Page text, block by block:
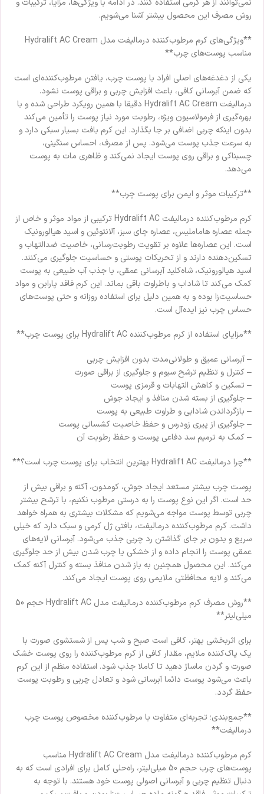
نمی‌توانند از هر کرمی استفاده کنند. در ادامه با ویژگی‌ها، مزایا، ترکیبات و
روش مصرف این محصول بیشتر آشنا می‌شویم.
**ویژگی‌های کرم مرطوب‌کننده درمالیفت مدل Hydralift AC Cream
مناسب پوست‌های چرب**
یکی از دغدغه‌های اصلی افراد با پوست چرب، یافتن مرطوب‌کننده‌ای است
که ضمن آبرسانی کافی، باعث افزایش چربی و براقی پوست نشود.
درمالیفت Hydralift AC Cream دقیقا با همین رویکرد طراحی شده و با
بهره‌گیری از فرمولاسیون ویژه، رطوبت مورد نیاز پوست را تأمین می‌کند
بدون اینکه چربی اضافی بر جا بگذارد. این کرم بافت بسیار سبکی دارد و
به سرعت جذب پوست می‌شود. پس از مصرف، احساس سنگینی،
چسبناکی و براقی روی پوست ایجاد نمی‌کند و ظاهری مات به پوست
می‌دهد.
**ترکیبات موثر و ایمن برای پوست چرب**
کرم مرطوب‌کننده درمالیفت Hydralift AC ترکیبی از مواد موثر و خاص از
جمله عصاره هاماملیس، عصاره چای سبز، آلانتوئین و اسید هیالورونیک
است. این عصاره‌ها علاوه بر تقویت رطوبت‌رسانی، خاصیت ضدالتهاب و
تسکین‌دهنده دارند و از تحریکات پوستی و حساسیت جلوگیری می‌کنند.
اسید هیالورونیک، شاه‌کلید آبرسانی عمقی، با جذب آب طبیعی به پوست
کمک می‌کند تا شاداب و باطراوت باقی بماند. این کرم فاقد پارابن و مواد
حساسیت‌زا بوده و به همین دلیل برای استفاده روزانه و حتی پوست‌های
حساس چرب نیز ایده‌آل است.
**مزایای استفاده از کرم مرطوب‌کننده Hydralift AC برای پوست چرب**
– آبرسانی عمیق و طولانی‌مدت بدون افزایش چربی
– کنترل و تنظیم ترشح سبوم و جلوگیری از براقی صورت
– تسکین و کاهش التهابات و قرمزی پوست
– جلوگیری از بسته شدن منافذ و ایجاد جوش
– بازگرداندن شادابی و طراوت طبیعی به پوست
– جلوگیری از پیری زودرس و حفظ خاصیت کشسانی پوست
– کمک به ترمیم سد دفاعی پوست و حفظ رطوبت آن
**چرا درمالیفت Hydralift AC بهترین انتخاب برای پوست چرب است؟**
پوست چرب بیشتر مستعد ایجاد جوش، کومدون، آکنه و براقی بیش از
حد است. اگر این نوع پوست را به درستی مرطوب نکنیم، با ترشح بیشتر
چربی توسط پوست مواجه می‌شویم که مشکلات بیشتری به همراه خواهد
داشت. کرم مرطوب‌کننده درمالیفت، بافتی ژل‌ کرمی و سبک دارد که خیلی
سریع و بدون بر جای گذاشتن رد چربی جذب می‌شود. آبرسانی لایه‌های
عمقی پوست را انجام داده و از خشکی یا چرب شدن بیش از حد جلوگیری
می‌کند. این محصول همچنین به باز شدن منافذ بسته و کنترل آکنه کمک
می‌کند و لایه محافظتی ملایمی روی پوست ایجاد می‌کند.
**روش مصرف کرم مرطوب‌کننده درمالیفت مدل Hydralift AC حجم 50
میلی‌لیتر**
برای اثربخشی بهتر، کافی است صبح و شب پس از شستشوی صورت با
یک پاک‌کننده ملایم، مقدار کافی از کرم مرطوب‌کننده را روی پوست خشک
صورت و گردن ماساژ دهید تا کاملا جذب شود. استفاده منظم از این کرم
باعث می‌شود پوست دائما آبرسانی شود و تعادل چربی و رطوبت پوست
حفظ گردد.
**جمع‌‌بندی؛ تجربه‌ای متفاوت با مرطوب‌کننده مخصوص پوست چرب
درمالیفت**
کرم مرطوب‌کننده درمالیفت مدل Hydralift AC Cream مناسب
پوست‌های چرب حجم 50 میلی‌لیتر، راه‌حلی کامل برای افرادی است که به
دنبال تنظیم چربی و آبرسانی اصولی پوست خود هستند. با توجه به